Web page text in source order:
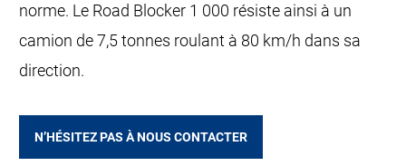
norme. Le Road Blocker 1 000 résiste ainsi à un
camion de 7,5 tonnes roulant à 80 km/h dans sa
direction.
N’HÉSITEZ PAS À NOUS CONTACTER